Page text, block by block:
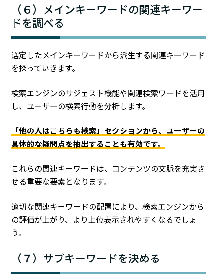
（６）メインキーワードの関連キーワー
ドを調べる
選定したメインキーワードから派生する関連キーワード
を探っていきます。
検索エンジンのサジェスト機能や関連検索ワードを活用
し、ユーザーの検索行動を分析します。
「他の人はこちらも検索」セクションから、ユーザーの
具体的な疑問点を抽出することも有効です。
これらの関連キーワードは、コンテンツの文脈を充実さ
せる重要な要素となります。
適切な関連キーワードの配置により、検索エンジンから
の評価が上がり、より上位表示されやすくなるでしょ
う。
（７）サブキーワードを決める